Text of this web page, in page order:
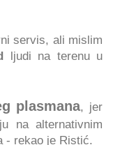
servis, ali mislim
ljudi na terenu u
plasmana, jer
na alternativnim
- rekao je Ristić.